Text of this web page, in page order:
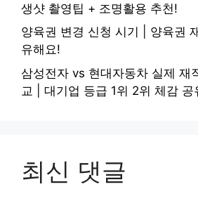
생샷 촬영팁 + 조명활용 추천!
양육권 변경 신청 시기 | 양육권
유해요!
삼성전자 vs 현대자동차 실제 재
교 | 대기업 등급 1위 2위 체감 공
최신 댓글